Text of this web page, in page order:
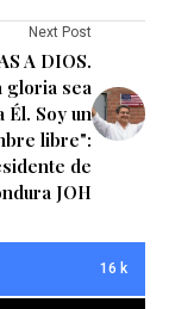
Next Post
A DIOS.
gloria sea
Él. Soy un
libre":
de
JOH
16 k